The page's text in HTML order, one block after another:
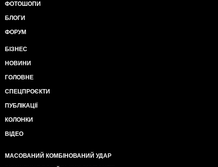
ФОТОШОПИ
БЛОГИ
ФОРУМ
БІЗНЕС
НОВИНИ
ГОЛОВНЕ
СПЕЦПРОЄКТИ
ПУБЛІКАЦІЇ
КОЛОНКИ
ВІДЕО
МАСОВАНИЙ КОМБІНОВАНИЙ УДАР